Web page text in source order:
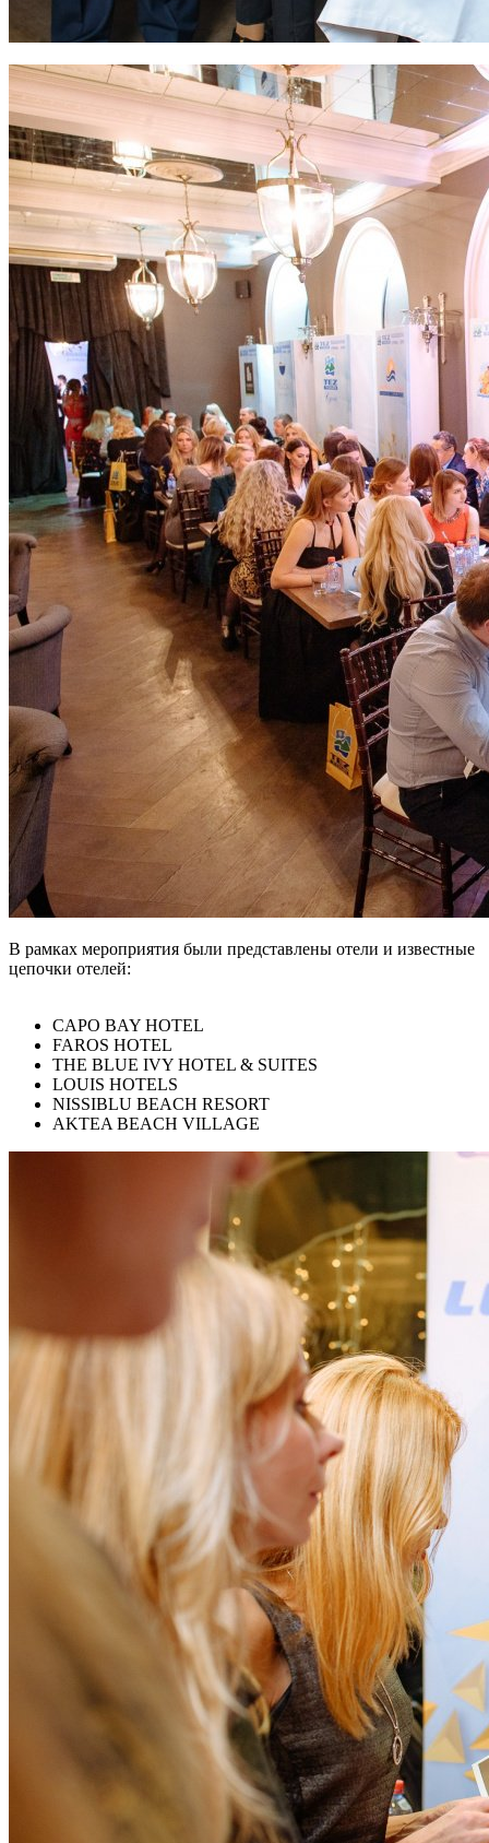
В рамках мероприятия были представлены отели и известные
цепочки отелей:
CAPO BAY HOTEL
FAROS HOTEL
THE BLUE IVY HOTEL & SUITES
LOUIS HOTELS
NISSIBLU BEACH RESORT
AKTEA BEACH VILLAGE